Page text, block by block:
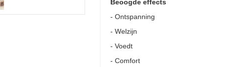
Beoogde effects
- Ontspanning
- Welzijn
- Voedt
- Comfort